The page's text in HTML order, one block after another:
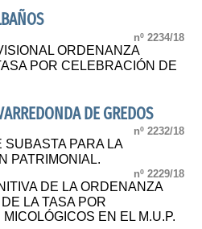
nº 2234/18
ORDENANZA
POR CELEBRACIÓN DE
DE GREDOS
nº 2232/18
SUBASTA PARA LA
PATRIMONIAL.
nº 2229/18
DE LA ORDENANZA
LA TASA POR
EN EL M.U.P.